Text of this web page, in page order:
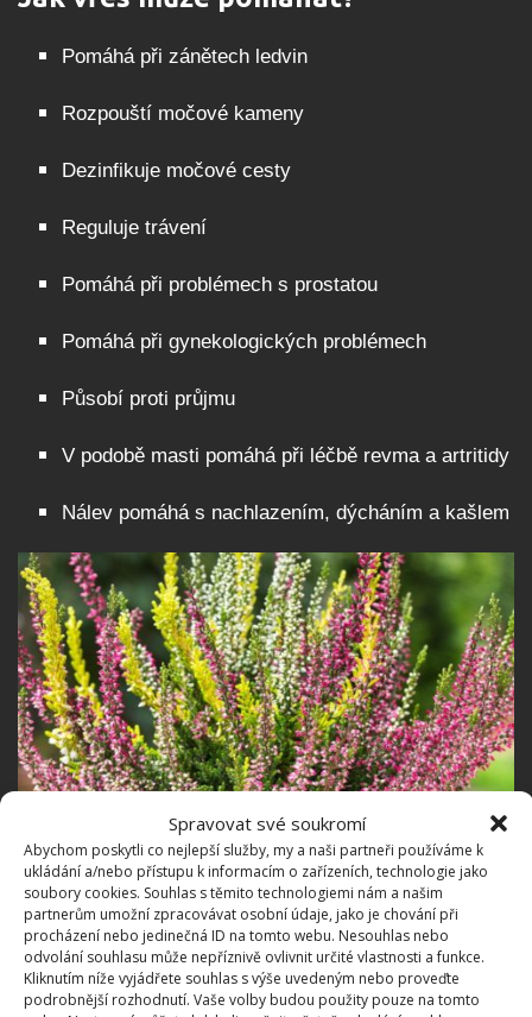
Spravovat své soukromí
Abychom poskytli co nejlepší služby, my a naši partneři používáme k
ukládání a/nebo přístupu k informacím o zařízeních, technologie jako
soubory cookies. Souhlas s těmito technologiemi nám a našim
partnerům umožní zpracovávat osobní údaje, jako je chování při
procházení nebo jedinečná ID na tomto webu. Nesouhlas nebo
odvolání souhlasu může nepříznivě ovlivnit určité vlastnosti a funkce.
Kliknutím níže vyjádřete souhlas s výše uvedeným nebo proveďte
podrobnější rozhodnutí. Vaše volby budou použity pouze na tomto
Pomáhá při zánětech ledvin
Rozpouští močové kameny
Dezinfikuje močové cesty
Reguluje trávení
Pomáhá při problémech s prostatou
Pomáhá při gynekologických problémech
Působí proti průjmu
V podobě masti pomáhá při léčbě revma a artritidy
Nálev pomáhá s nachlazením, dýcháním a kašlem
Fotografie: Pixabay
Jak ještě může pomoci tato okrasná rostlinka? V
podobě čaje působí jako sedativum a pomůže vám s